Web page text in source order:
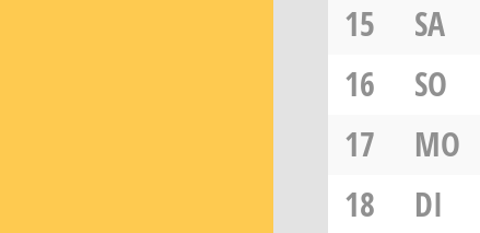
15
SA
16
SO
17
MO
18
DI